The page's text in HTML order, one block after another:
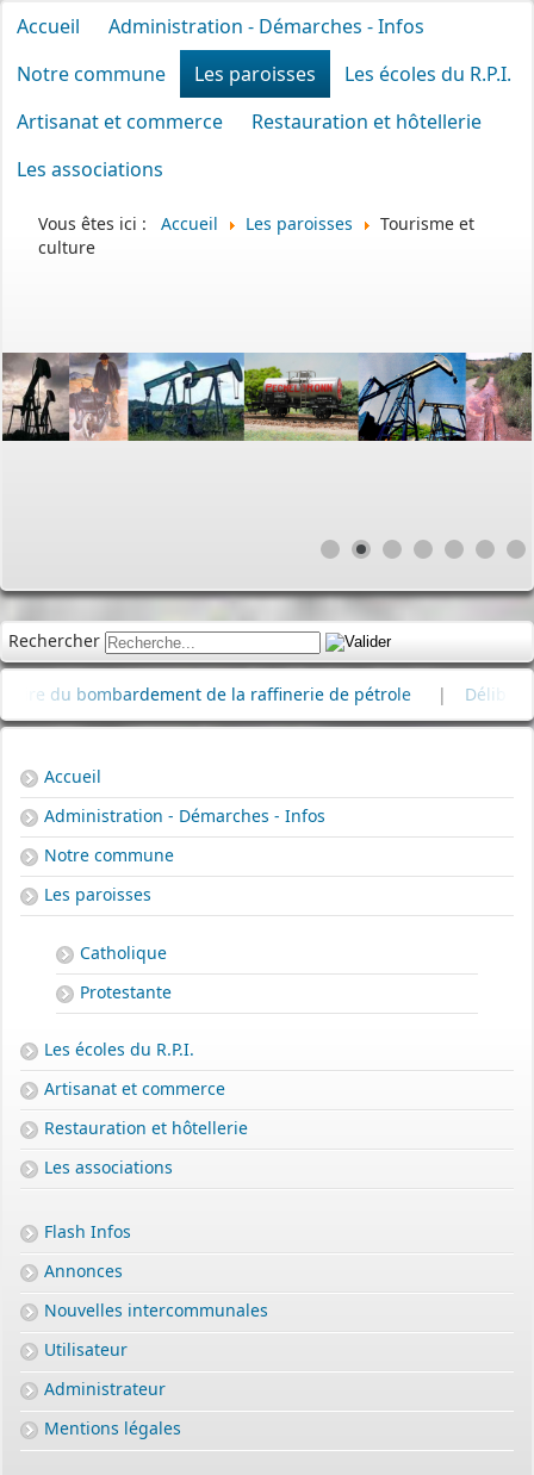
Accueil
Administration - Démarches - Infos
Notre commune
Les paroisses
Les écoles du R.P.I.
Artisanat et commerce
Restauration et hôtellerie
Les associations
Vous êtes ici : Accueil Les paroisses
Tourisme et
culture
Rechercher
bombardement de la raffinerie de pétrole | Délibérations
Accueil
Administration - Démarches - Infos
Notre commune
Les paroisses
Catholique
Protestante
Les écoles du R.P.I.
Artisanat et commerce
Restauration et hôtellerie
Les associations
Flash Infos
Annonces
Nouvelles intercommunales
Utilisateur
Administrateur
Mentions légales